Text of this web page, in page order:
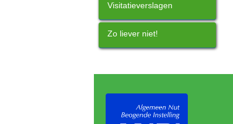
Visitatieverslagen
Zo liever niet!